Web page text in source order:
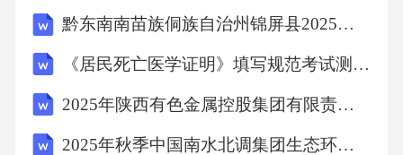
黔东南南苗族侗族自治州锦屏县2025年数学三年级第二学期期末考试模拟试题（含解析）
《居民死亡医学证明》填写规范考试测试卷及答案
2025年陕西有色金属控股集团有限责任公司招聘（18人）笔试历年难易错考点试卷带答案解析
2025年秋季中国南水北调集团生态环保有限公司下属公司（南水北调生态环保工程有限公司）招聘拟聘人员笔试历年典型考点题库附带答案详解